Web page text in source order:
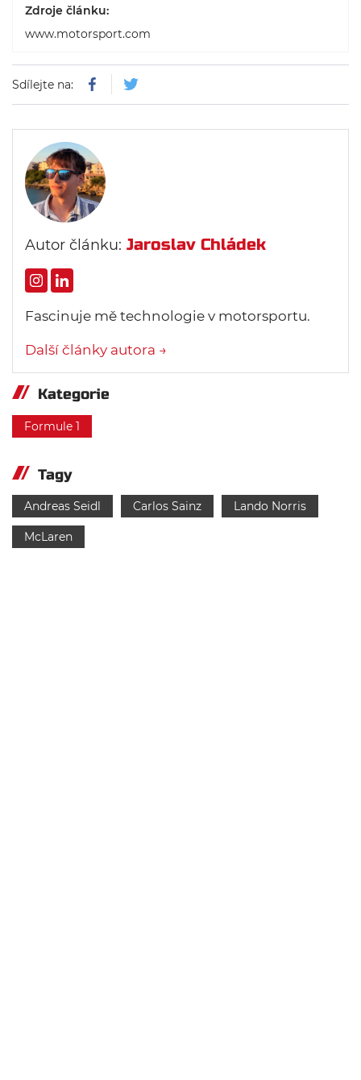
Zdroje článku:
www.motorsport.com
Sdílejte na:
Autor článku: Jaroslav Chládek
Fascinuje mě technologie v motorsportu.
Další články autora →
Kategorie
Formule 1
Tagy
Andreas Seidl Carlos Sainz Lando Norris
McLaren